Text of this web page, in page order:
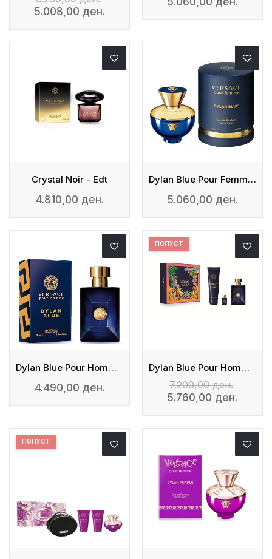
5.008,00 ден.
Crystal Noir - Edt
4.810,00 ден.
Dylan Blue Pour Femme - Edp
5.060,00 ден.
Dylan Blue Pour Homme - Edt
4.490,00 ден.
Dylan Blue Pour Homme EDT 100ml + Mini 5ml + Shower Gel
ПОПУСТ
7.200,00 ден.
5.760,00 ден.
ПОПУСТ